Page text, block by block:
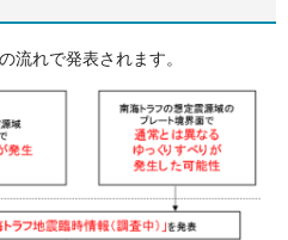
流れで発表されます。